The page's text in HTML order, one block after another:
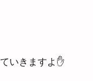
いきますよ✋